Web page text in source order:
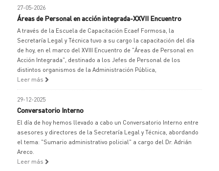
27-05-2026
Áreas de Personal en acción integrada-XXVII Encuentro
A través de la Escuela de Capacitación Ecaef Formosa, la
Secretaría Legal y Técnica tuvo a su cargo la capacitación del día
de hoy, en el marco del XVIII Encuentro de "Áreas de Personal en
Acción Integrada", destinado a los Jefes de Personal de los
distintos organismos de la Administración Pública,
Leer más
29-12-2025
Conversatorio Interno
El día de hoy hemos llevado a cabo un Conversatorio Interno entre
asesores y directores de la Secretaría Legal y Técnica, abordando
el tema: "Sumario administrativo policial" a cargo del Dr. Adrián
Areco.
Leer más